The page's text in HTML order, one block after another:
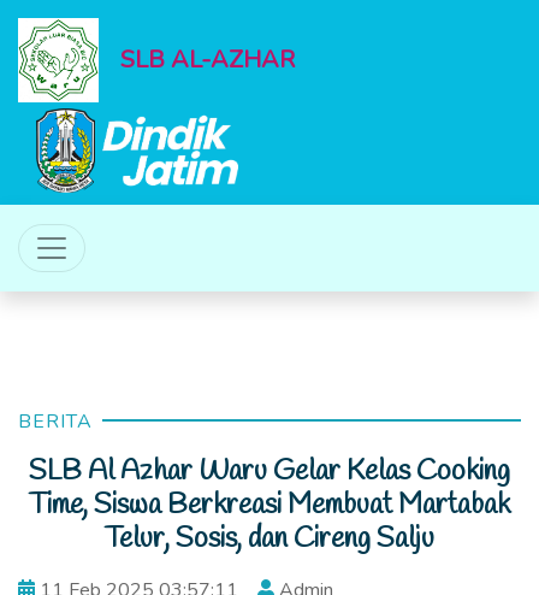
SLB AL-AZHAR
BERITA
SLB Al Azhar Waru Gelar Kelas Cooking
Time, Siswa Berkreasi Membuat Martabak
Telur, Sosis, dan Cireng Salju